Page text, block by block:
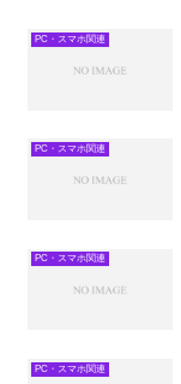
PC・スマホ関連
PC・スマホ関連
PC・スマホ関連
PC・スマホ関連